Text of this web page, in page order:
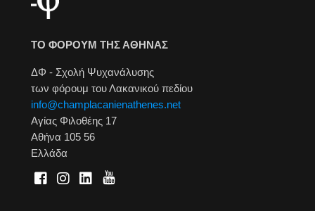
ΤΟ ΦΟΡΟΥΜ ΤΗΣ ΑΘΗΝΑΣ
ΔΦ - Σχολή Ψυχανάλυσης
των φόρουμ του Λακανικού πεδίου
info@champlacanienathenes.net
Αγίας Φιλοθέης 17
Αθήνα 105 56
Ελλάδα